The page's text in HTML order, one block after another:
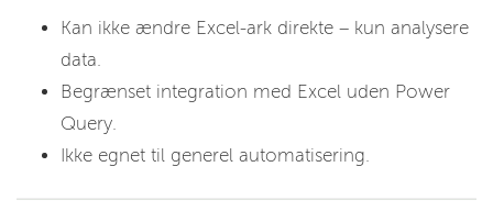
Kan ikke ændre Excel-ark direkte – kun analysere
data.
Begrænset integration med Excel uden Power
Query.
Ikke egnet til generel automatisering.